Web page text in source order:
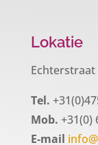
Lokatie
Echterstraat
Tel.
Mob. +31(0)
E-mail